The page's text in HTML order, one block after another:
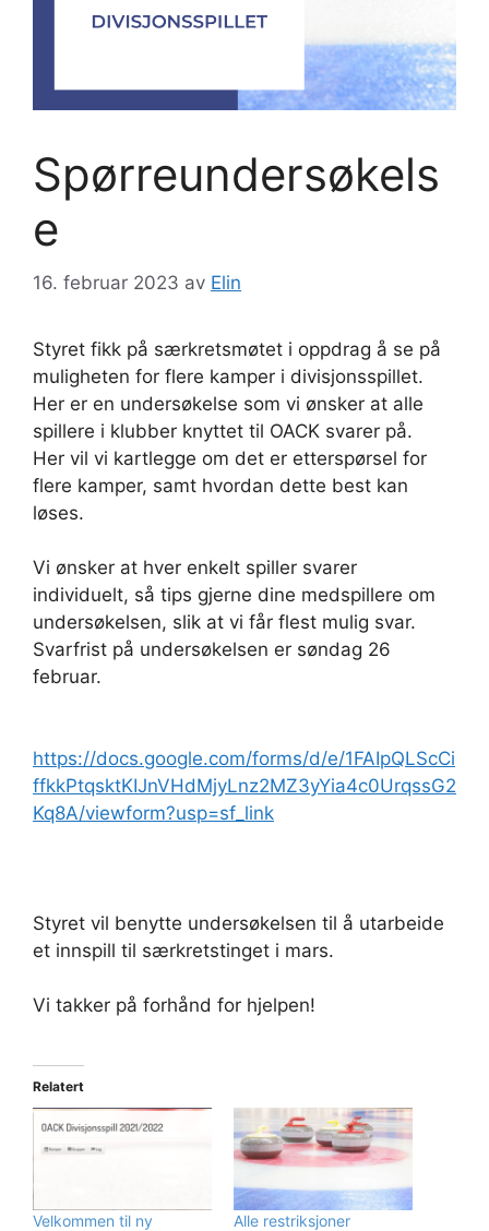
Spørreundersøkels
e
16. februar 2023 av Elin
Styret fikk på særkretsmøtet i oppdrag å se på
muligheten for flere kamper i divisjonsspillet.
Her er en undersøkelse som vi ønsker at alle
spillere i klubber knyttet til OACK svarer på.
Her vil vi kartlegge om det er etterspørsel for
flere kamper, samt hvordan dette best kan
løses.
Vi ønsker at hver enkelt spiller svarer
individuelt, så tips gjerne dine medspillere om
undersøkelsen, slik at vi får flest mulig svar.
Svarfrist på undersøkelsen er søndag 26
februar.
https://docs.google.com/forms/d/e/1FAIpQLScCi
ffkkPtqsktKIJnVHdMjyLnz2MZ3yYia4c0UrqssG2
Kq8A/viewform?usp=sf_link
Styret vil benytte undersøkelsen til å utarbeide
et innspill til særkretstinget i mars.
Vi takker på forhånd for hjelpen!
Relatert
Velkommen til ny
Alle restriksjoner